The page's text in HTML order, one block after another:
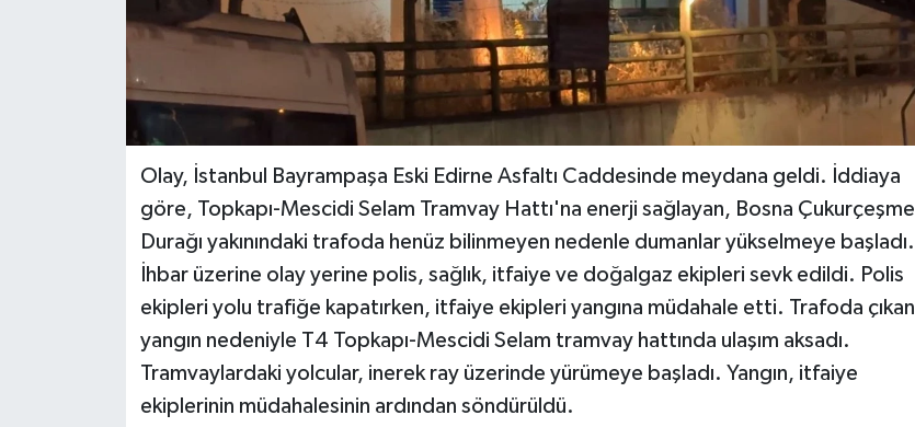
Olay, İstanbul Bayrampaşa Eski Edirne Asfaltı Caddesinde meydana geldi. İddiaya
göre, Topkapı-Mescidi Selam Tramvay Hattı'na enerji sağlayan, Bosna Çukurçeşme
Durağı yakınındaki trafoda henüz bilinmeyen nedenle dumanlar yükselmeye başladı.
İhbar üzerine olay yerine polis, sağlık, itfaiye ve doğalgaz ekipleri sevk edildi. Polis
ekipleri yolu trafiğe kapatırken, itfaiye ekipleri yangına müdahale etti. Trafoda çıkan
yangın nedeniyle T4 Topkapı-Mescidi Selam tramvay hattında ulaşım aksadı.
Tramvaylardaki yolcular, inerek ray üzerinde yürümeye başladı. Yangın, itfaiye
ekiplerinin müdahalesinin ardından söndürüldü.